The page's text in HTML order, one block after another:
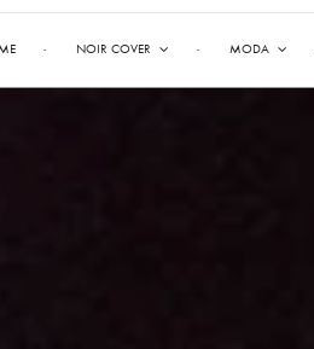
NOIR COVER MODA